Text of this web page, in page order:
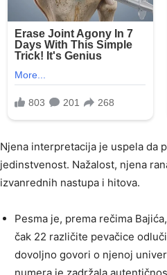
Njena interpretacija je uspela da
jedinstvenost. Nažalost, njena
izvanrednih nastupa i hitova.
Pesma je, prema rečima
čak 22 različite pevačice
dovoljno govori o njenoj